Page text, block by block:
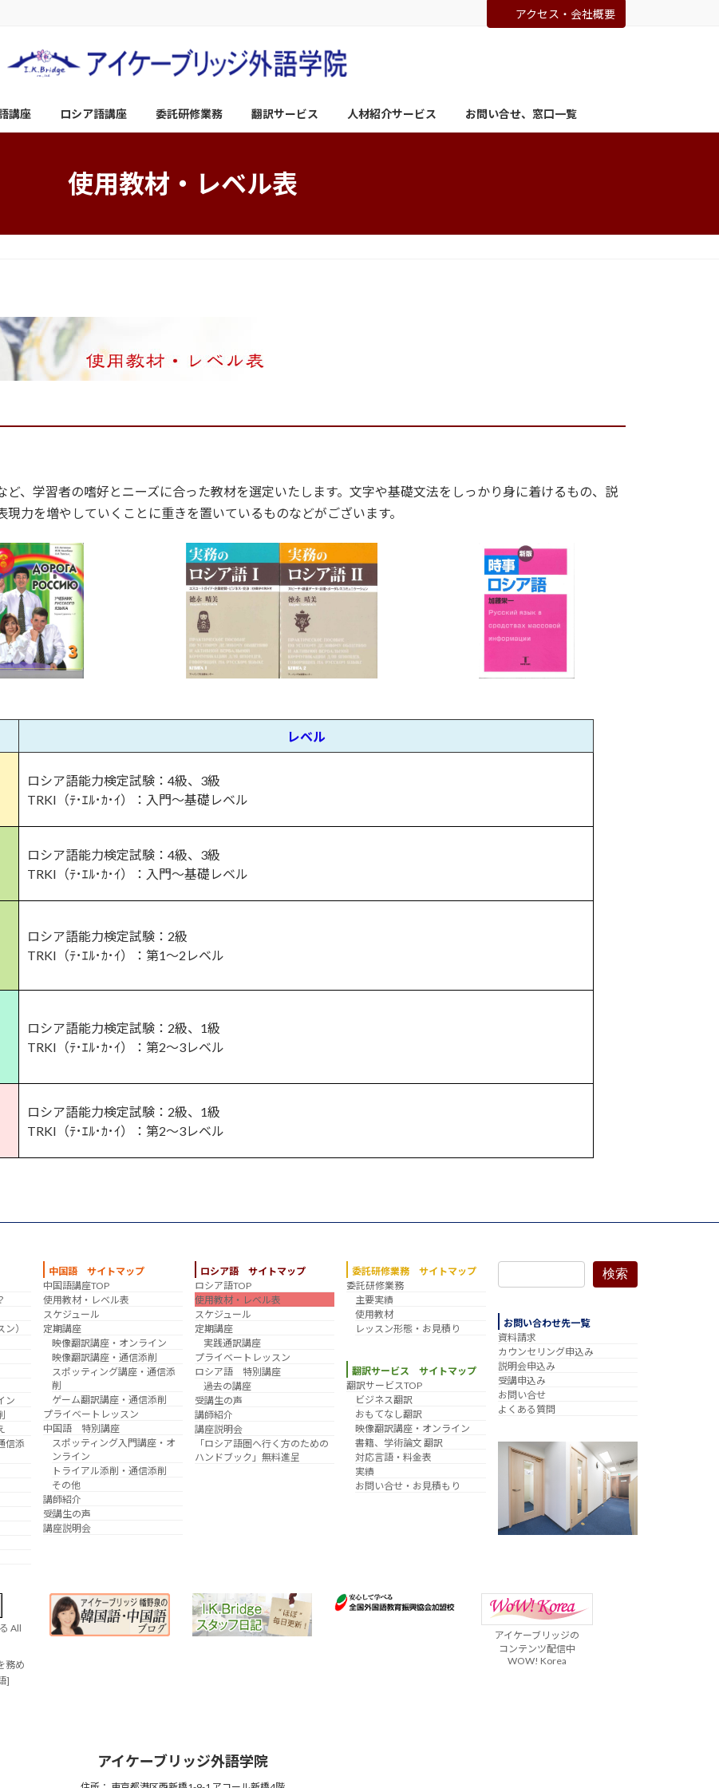
アクセス・会社概要
講座 ロシア語講座 委託研修業務 翻訳サービス 人材紹介サービス お問い合せ、窓口一覧
使用教材・レベル表
、学習者の嗜好とニーズに合った教材を選定いたします。文字や基礎文法をしっかり身に着けるもの、説
力を増やしていくことに重きを置いているものなどがございます。
レベル
ロシア語能力検定試験：4級、3級
TRKI（ﾃ･ｴﾙ･ｶ･ｲ）：入門～基礎レベル
ロシア語能力検定試験：4級、3級
TRKI（ﾃ･ｴﾙ･ｶ･ｲ）：入門～基礎レベル
ロシア語能力検定試験：2級
TRKI（ﾃ･ｴﾙ･ｶ･ｲ）：第1～2レベル
ロシア語能力検定試験：2級、1級
TRKI（ﾃ･ｴﾙ･ｶ･ｲ）：第2～3レベル
ロシア語能力検定試験：2級、1級
TRKI（ﾃ･ｴﾙ･ｶ･ｲ）：第2～3レベル
）
ン
信添
中国語 サイトマップ
中国語講座TOP
使用教材・レベル表
スケジュール
定期講座
映像翻訳講座・オンライン
映像翻訳講座・通信添削
スポッティング講座・通信添
削
ゲーム翻訳講座・通信添削
プライベートレッスン
中国語 特別講座
スポッティング入門講座・オ
ンライン
トライアル添削・通信添削
その他
講師紹介
受講生の声
講座説明会
ロシア語 サイトマップ
ロシア語TOP
使用教材・レベル表
スケジュール
定期講座
実践通訳講座
プライベートレッスン
ロシア語 特別講座
過去の講座
受講生の声
講師紹介
講座説明会
「ロシア語圏へ行く方のための
ハンドブック」無料進呈
委託研修業務 サイトマップ
委託研修業務
主要実績
使用教材
レッスン形態・お見積り
翻訳サービス サイトマップ
翻訳サービスTOP
ビジネス翻訳
おもてなし翻訳
映像翻訳講座・オンライン
書籍、学術論文 翻訳
対応言語・料金表
実績
お問い合せ・お見積もり
検索
お問い合わせ先一覧
資料請求
カウンセリング申込み
説明会申込み
受講申込み
お問い合せ
よくある質問
All
務め
]
アイケーブリッジの
コンテンツ配信中
WOW! Korea
アイケーブリッジ外語学院